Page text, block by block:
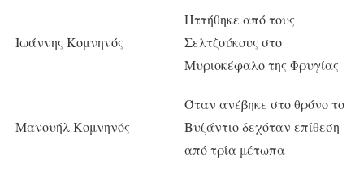
Ιωάννης Κομνηνός
Ηττήθηκε από τους
Σελτζούκους στο
Μυριοκέφαλο της Φρυγίας
Μανουήλ Κομνηνός
Όταν ανέβηκε στο θρόνο το
Βυζάντιο δεχόταν επίθεση
από τρία μέτωπα